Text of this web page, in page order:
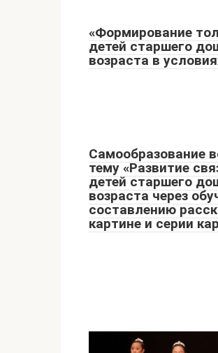
«Формирование
детей старшего
возраста в
Самообразование
тему «Развитие
детей старшего
возраста через
составлению
картине и серии